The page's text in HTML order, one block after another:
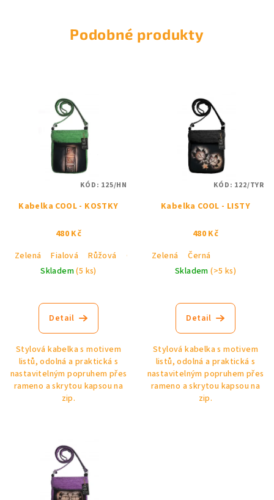
Podobné produkty
Kabelka COOL - KOSTKY
480 Kč
Zelená
Fialová Růžová
Černá
Skladem(5 ks)
Detail
Stylová kabelka s motivem
listů, odolná a praktická s
nastavitelným popruhem přes
rameno a skrytou kapsou na
zip.
KÓD: 125/HN
Kabelka COOL - LISTY
480 Kč
Zelená
Černá
Skladem(>5 ks)
Detail
Stylová kabelka s motivem
listů, odolná a praktická s
nastavitelným popruhem přes
rameno a skrytou kapsou na
zip.
KÓD: 122/TYR